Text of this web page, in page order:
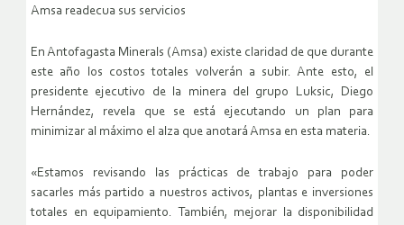
Amsa readecua sus servicios
En Antofagasta Minerals (Amsa) existe claridad de que durante
este año los costos totales volverán a subir. Ante esto, el
presidente ejecutivo de la minera del grupo Luksic, Diego
Hernández, revela que se está ejecutando un plan para
minimizar al máximo el alza que anotará Amsa en esta materia.
«Estamos revisando las prácticas de trabajo para poder
sacarles más partido a nuestros activos, plantas e inversiones
totales en equipamiento. También, mejorar la disponibilidad